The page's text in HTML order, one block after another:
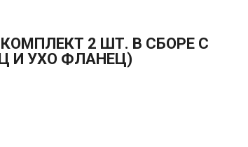
КОМПЛЕКТ 2 ШТ. В СБОРЕ С
И УХО ФЛАНЕЦ)